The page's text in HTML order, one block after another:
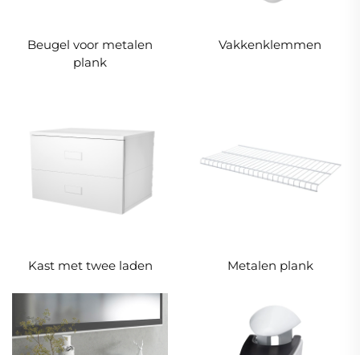
Beugel voor metalen
plank
Vakkenklemmen
Kast met twee laden Metalen plank